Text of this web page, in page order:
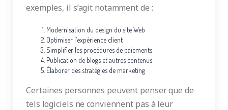
exemples, il s’agit notamment de :
Modernisation du design du site Web
Optimiser l’expérience client
Simplifier les procédures de paiements
Publication de blogs et autres contenus
Élaborer des stratégies de marketing
Certaines personnes peuvent penser que de
tels logiciels ne conviennent pas à leur